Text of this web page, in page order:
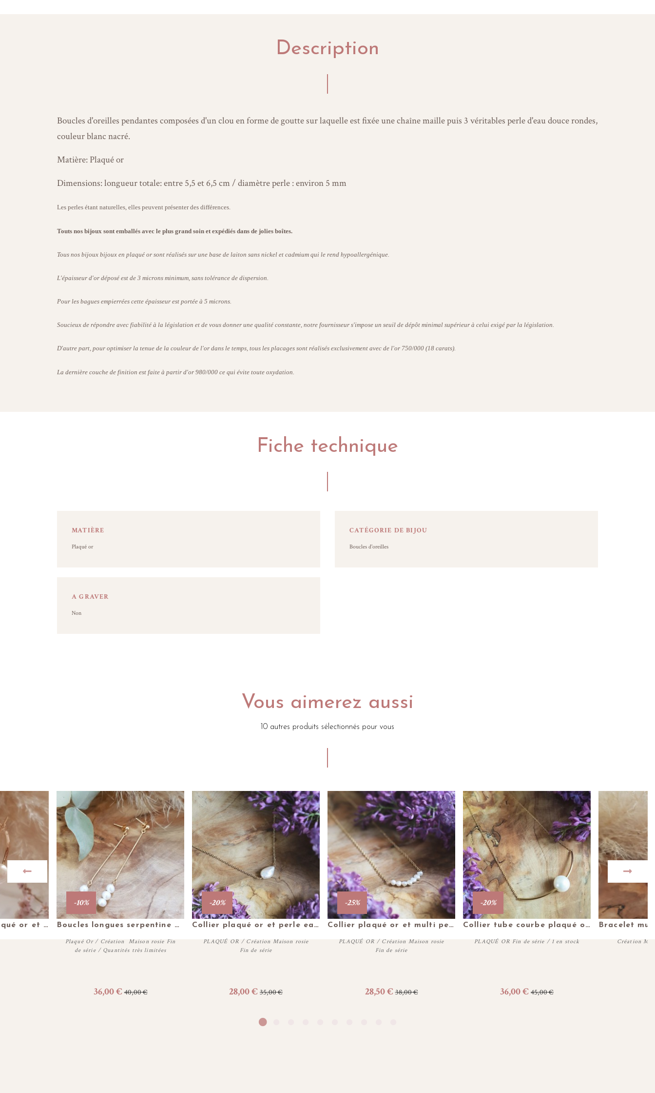
Description
Boucles d'oreilles pendantes composées d'un clou en forme de goutte sur laquelle est fixée une chaîne maille puis 3 véritables perle d'eau douce rondes,
couleur blanc nacré.
Matière: Plaqué or
Dimensions: longueur totale: entre 5,5 et 6,5 cm / diamètre perle : environ 5 mm
Les perles étant naturelles, elles peuvent présenter des différences.
Touts nos bijoux sont emballés avec le plus grand soin et expédiés dans de jolies boîtes.
Tous nos bijoux bijoux en plaqué or sont réalisés sur une base de laiton sans nickel et cadmium qui le rend hypoallergénique.
L'épaisseur d'or déposé est de 3 microns minimum, sans tolérance de dispersion.
Pour les bagues empierrées cette épaisseur est portée à 5 microns.
Soucieux de répondre avec fiabilité à la législation et de vous donner une qualité constante, notre fournisseur s'impose un seuil de dépôt minimal supérieur à celui exigé par la législation.
D'autre part, pour optimiser la tenue de la couleur de l'or dans le temps, tous les placages sont réalisés exclusivement avec de l'or 750/000 (18 carats).
La dernière couche de finition est faite à partir d'or 980/000 ce qui évite toute oxydation.
Fiche technique
MATIÈRE
Plaqué or
CATÉGORIE DE BIJOU
Boucles d'oreilles
A GRAVER
Non
Vous aimerez aussi
10 autres produits sélectionnés pour vous
Petites créoles plaqué or et perle eau douce Plus de détails
-10%
Boucles longues serpentine perles eau douce blanches plaqué or
Plaqué Or / Création Maison rosie Fin
de série / Quantités très limitées
36,00 € 40,00 €
Plus de détails
-20%
Collier plaqué or et perle eau douce
PLAQUÉ OR / Création Maison rosie
Fin de série
28,00 € 35,00 €
Plus de détails
-25%
Collier plaqué or et multi perles eau douce blanches
PLAQUÉ OR / Création Maison rosie
Fin de série
28,50 € 38,00 €
Plus de détails
-20%
Collier tube courbe plaqué or et perle eau douce
PLAQUÉ OR Fin de série / 1 en stock
36,00 € 45,00 €
Création